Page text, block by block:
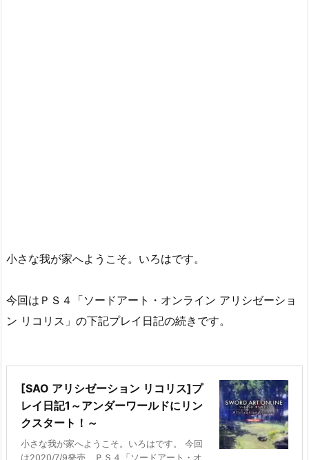
小さな我が家へようこそ。いろはです。
今回はＰＳ４「ソードアート・オンライン アリシゼーショ
ン リコリス」の下記プレイ日記の続きです。
[SAO アリシゼーション リコリス]プ
レイ日記1～アンダーワールドにリン
クスタート！～
小さな我が家へようこそ。いろはです。 今回
は2020/7/9発売、ＰＳ４「ソードアート・オ